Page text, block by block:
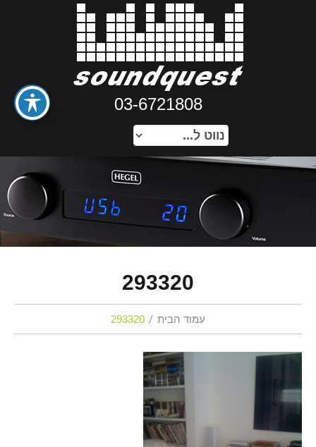
03-6721808
293320
עמוד הבית 293320